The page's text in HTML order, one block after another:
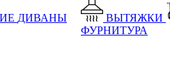
ДИВАНЫ
ВЫТЯЖКИ
ФУРНИТУРА